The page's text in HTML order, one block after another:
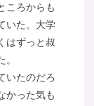
ころからも
いた。大学
はずっと叔
いたのだろ
かった気も